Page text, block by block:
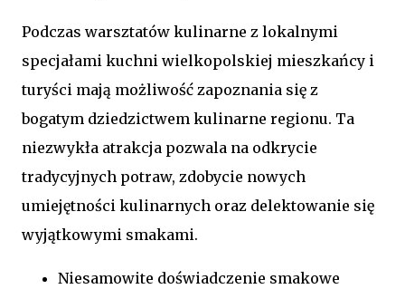
Podczas warsztatów kulinarne z lokalnymi
specjałami kuchni wielkopolskiej mieszkańcy i
turyści mają możliwość zapoznania się z
bogatym dziedzictwem kulinarne regionu. Ta
niezwykła atrakcja pozwala na odkrycie
tradycyjnych potraw, zdobycie nowych
umiejętności kulinarnych oraz delektowanie się
wyjątkowymi smakami.
Niesamowite doświadczenie smakowe